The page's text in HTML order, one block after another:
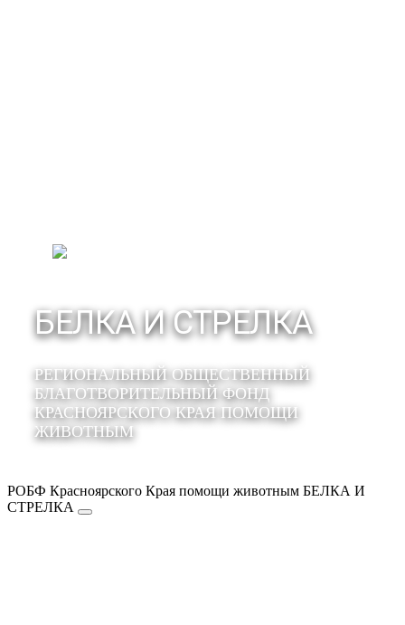
БЕЛКА И СТРЕЛКА
РЕГИОНАЛЬНЫЙ ОБЩЕСТВЕННЫЙ
БЛАГОТВОРИТЕЛЬНЫЙ ФОНД
КРАСНОЯРСКОГО КРАЯ ПОМОЩИ
ЖИВОТНЫМ
РОБФ Красноярского Края помощи животным БЕЛКА И
СТРЕЛКА